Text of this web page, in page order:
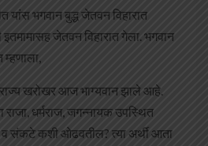
यांस भगवान बुद्ध जेतवन विहारात
जेतवन विहारात गेला. भगवान
म्हणाला,
राज्य खरोखर आज भाग्यवान झाले आहे.
धर्मराज, जगन्नायक उपस्थित
व संकटे कशी ओढवतील? त्या अर्थी आता